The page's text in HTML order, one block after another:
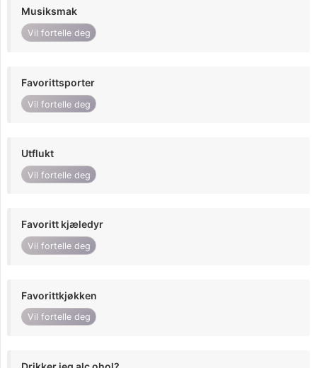
Musiksmak
Vil fortelle deg
Favorittsporter
Vil fortelle deg
Utflukt
Vil fortelle deg
Favoritt kjæledyr
Vil fortelle deg
Favorittkjøkken
Vil fortelle deg